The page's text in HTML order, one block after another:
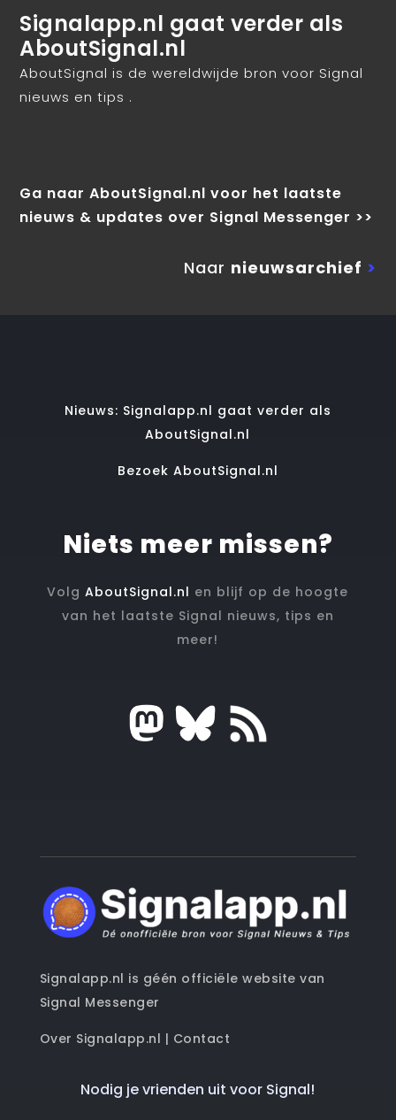
Signalapp.nl gaat verder als
AboutSignal.nl
AboutSignal is de wereldwijde bron voor Signal
nieuws en tips .
Ga naar AboutSignal.nl voor het laatste
nieuws & updates over Signal Messenger >>
Naar nieuwsarchief >
Nieuws: Signalapp.nl gaat verder als
AboutSignal.nl
Bezoek AboutSignal.nl
Niets meer missen?
VolgAboutSignal.nl en blijf op de hoogte
van het laatste Signal nieuws, tips en
meer!
Signalapp.nl is géén officiële website van
Signal Messenger
Over Signalapp.nl | Contact
Nodig je vrienden uit voor Signal!